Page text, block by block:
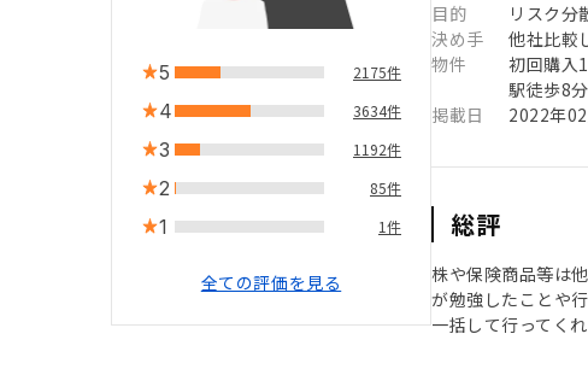
5 2175件
4 3634件
3 1192件
2 85件
1 1件
全ての評価を見る
目的
リスク分
決め手
他社比較
物件
初回購入
駅徒歩8
掲載日
2022年
総評
株や保険商品等は
が勉強したことや
一括して行ってく